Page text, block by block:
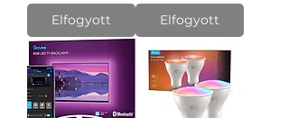
Elfogyott Elfogyott